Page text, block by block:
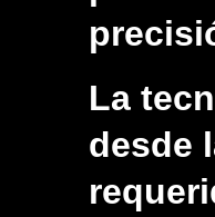
La
desde